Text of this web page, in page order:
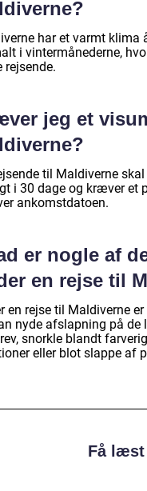
har et varmt klima
i vintermånederne,
rejsende.
jeg et
til Maldiverne
i 30 dage og kræver et
ankomstdatoen.
er nogle af
en rejse til
en rejse til Maldiverne
nyde afslapning på de
snorkle blandt
eller blot slappe af
Få